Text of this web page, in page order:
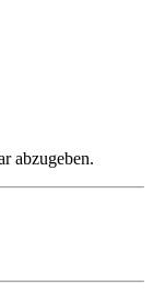
abzugeben.